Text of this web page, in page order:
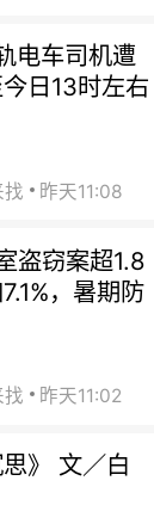
电车司机遭
日13时左右
找 昨天11:08
盗窃案超1.8
，暑期防
找 昨天11:02
》 文／白